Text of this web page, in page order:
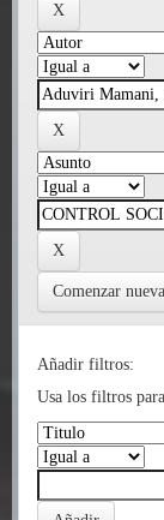
Comenzar
Añadir filtros:
Usa los filtros